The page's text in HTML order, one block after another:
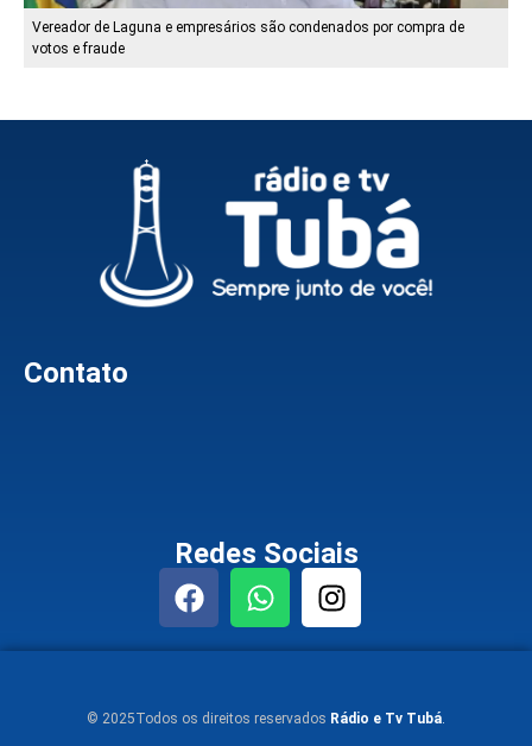
Vereador de Laguna e empresários são condenados por compra de
votos e fraude
Contato
Redes Sociais
© 2025Todos os direitos reservados Rádio e Tv Tubá.